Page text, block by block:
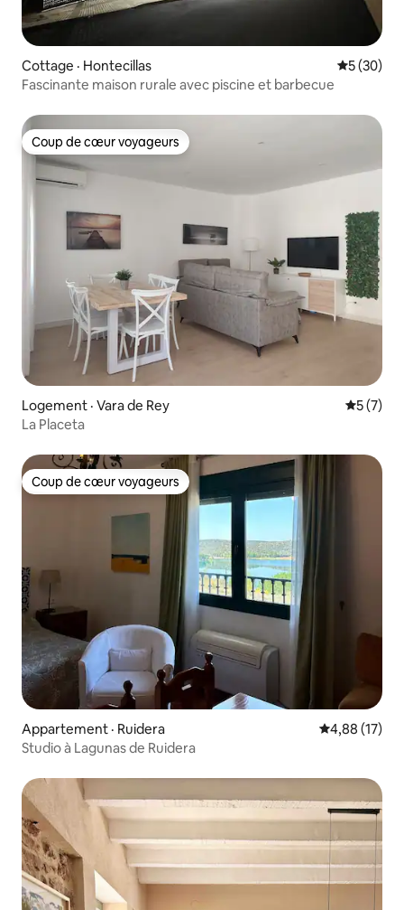
Cottage · Hontecillas Note
5 (30)
Fascinante maison rurale avec piscine et barbecue
Coup de cœur voyageurs
Coup de cœur voyageurs
Logement · Vara de Rey Note
5 (7)
La Placeta
Coup de cœur voyageurs
Coup de cœur voyageurs
Appartement · Ruidera Note
4,88 (17)
Studio à Lagunas de Ruidera